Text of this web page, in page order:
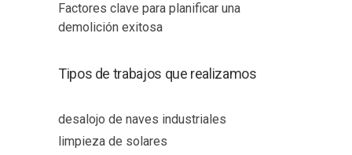
Factores clave para planificar una
demolición exitosa
Tipos de trabajos que realizamos
desalojo de naves industriales
limpieza de solares